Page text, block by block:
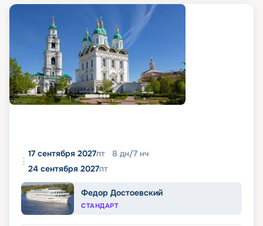
17 сентября 2027пт 8 дн/7 нч
24 сентября 2027пт
Федор Достоевский
СТАНДАРТ